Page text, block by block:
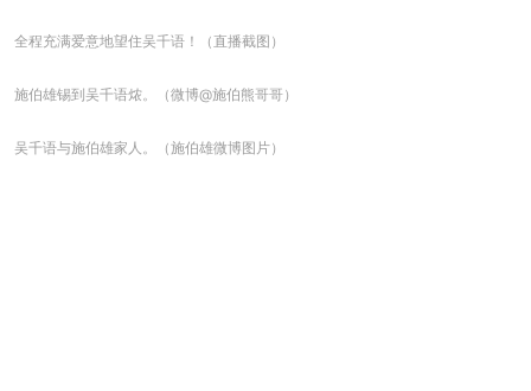
全程充满爱意地望住吴千语！（直播截图）
施伯雄锡到吴千语㶶。（微博@施伯熊哥哥）
吴千语与施伯雄家人。（施伯雄微博图片）